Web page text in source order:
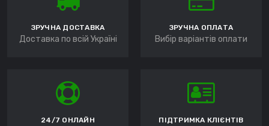
ЗРУЧНА ДОСТАВКА
Доставка по всій Україні
ЗРУЧНА ОПЛАТА
Вибір варіантів оплати
24/7 ОНЛАЙН ПІДТРИМКА КЛІЄНТІВ